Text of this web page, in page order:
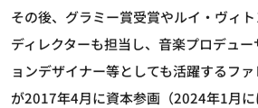
その後、グラミー賞受賞やルイ・ヴィ
ディレクターも担当し、音楽プロデュ
ョンデザイナー等としても活躍するフ
が2017年4月に資本参画（2024年1月に